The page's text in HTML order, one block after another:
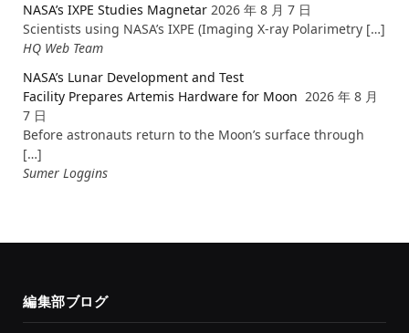
NASA’s IXPE Studies Magnetar 2026 年 8 月 7 日
Scientists using NASA’s IXPE (Imaging X-ray Polarimetry […]
HQ Web Team
NASA’s Lunar Development and Test
Facility Prepares Artemis Hardware for Moon 2026 年 8 月
7 日
Before astronauts return to the Moon’s surface through
[…]
Sumer Loggins
編集部ブログ